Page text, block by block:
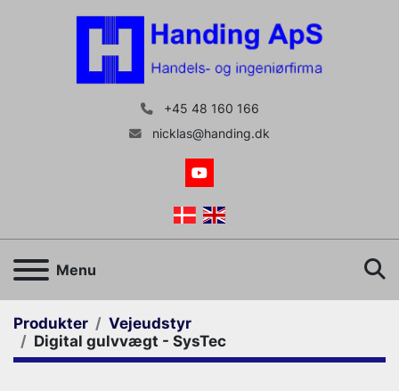
+45 48 160 166
nicklas@handing.dk
youtube
Menu
Produkter
Vejeudstyr
Digital gulvvægt - SysTec